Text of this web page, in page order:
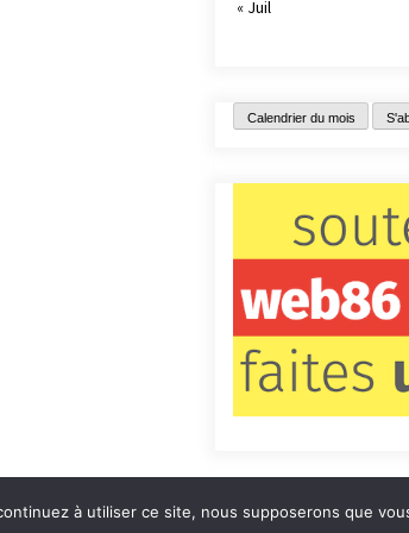
« Juil
Calendrier du mois
Contact Qui sommes-nous ?
à utiliser ce site, nous supposerons que